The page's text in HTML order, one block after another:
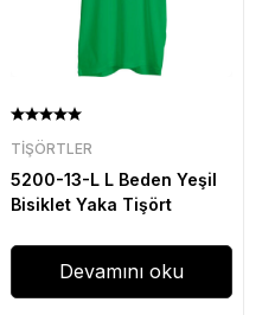
TIŞÖRTLER
5200-13-L L Beden Yeşil
Bisiklet Yaka Tişört
Devamını oku